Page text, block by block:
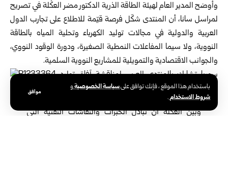
باستخدام هذا الموقع ، فإنك توافق علىسياسة الخصوصيةو
شروط الاستخدام.
موافق
وأوضح المدير العام لهيئة الطاقة الذرية الدكتور مضر العكْلة في تصريح
لمراسل سانا، أن المنتدى شكّل فرصة قيّمة للاطلاع على تجارب الدول
العربية والدولية في مجالات توليد الكهرباء وتحلية المياه بالطاقة
النووية، ولا سيما المفاعلات النمطية الصغيرة، ودورة الوقود النووي،
والجوانب الاقتصادية والتمويلية للمشاريع النووية السلمية.
وبيّن العكلة أن تبادل الخبرات والنقاشات التقنية التي